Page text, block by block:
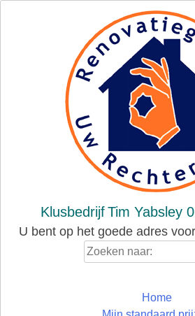
KlusbedrijfTim Yabsley
U bent op het goede adres
Home